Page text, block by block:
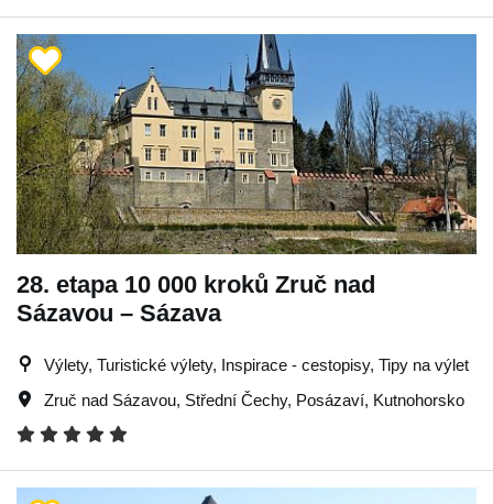
28. etapa 10 000 kroků Zruč nad
Sázavou – Sázava
Výlety, Turistické výlety, Inspirace - cestopisy, Tipy na výlet
Zruč nad Sázavou, Střední Čechy, Posázaví, Kutnohorsko